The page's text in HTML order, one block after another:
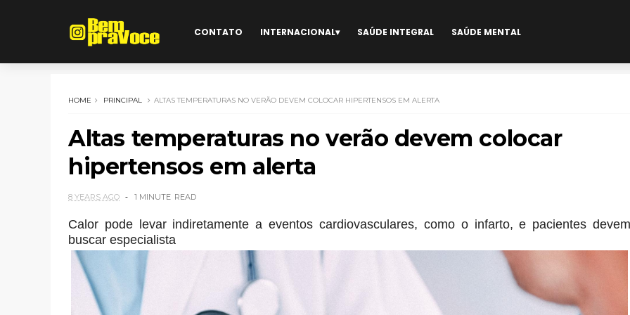
CONTATO INTERNACIONAL SAÚDE INTEGRAL SAÚDE MENTAL
HOME PRINCIPAL ALTAS TEMPERATURAS NO VERÃO DEVEM COLOCAR HIPERTENSOS EM ALERTA
Altas temperaturas no verão devem colocar
hipertensos em alerta
8 YEARS AGO 1 MINUTE READ
Calor pode levar indiretamente a eventos cardiovasculares, como o infarto, e pacientes devem
buscar especialista